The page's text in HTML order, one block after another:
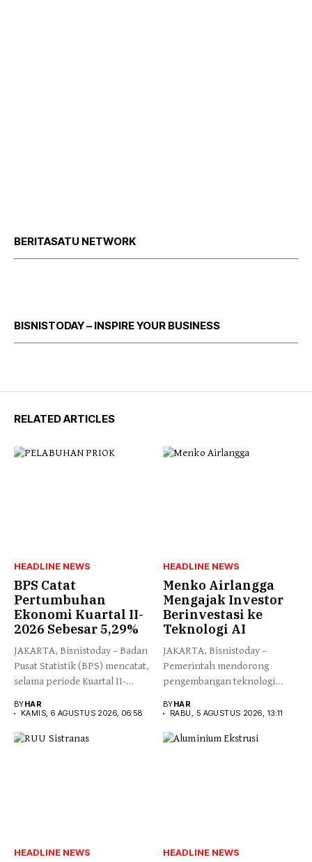
BERITASATU NETWORK
BISNISTODAY – INSPIRE YOUR BUSINESS
RELATED ARTICLES
HEADLINE NEWS
BPS Catat
Pertumbuhan
Ekonomi Kuartal II-
2026 Sebesar 5,29%
JAKARTA, Bisnistoday – Badan
Pusat Statistik (BPS) mencatat,
selama periode Kuartal II-
BYHAR
KAMIS, 6 AGUSTUS 2026, 06:58
HEADLINE NEWS
Menko Airlangga
Mengajak Investor
Berinvestasi ke
Teknologi AI
JAKARTA, Bisnistoday –
Pemerintah mendorong
pengembangan teknologi
lebih cepat...
BYHAR
RABU, 5 AGUSTUS 2026, 13:11
HEADLINE NEWS HEADLINE NEWS